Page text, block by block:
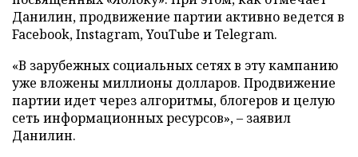
Данилин, продвижение партии активно ведется в
Facebook, Instagram, YouTube и Telegram.
«В зарубежных социальных сетях в эту кампанию
уже вложены миллионы долларов. Продвижение
партии идет через алгоритмы, блогеров и целую
сеть информационных ресурсов», – заявил
Данилин.